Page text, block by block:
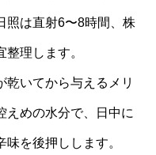
照は直射6〜8時間、株
理します。
乾いてから与えるメリ
えめの水分で、日中に
を後押しします。